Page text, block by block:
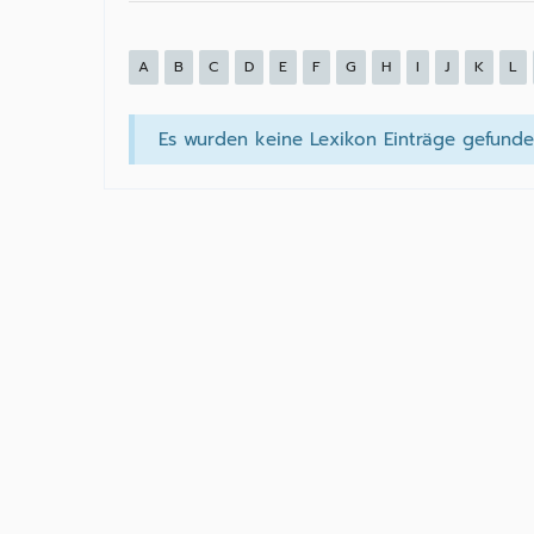
A B C D E F G H I J K L
Es wurden keine Lexikon Einträge